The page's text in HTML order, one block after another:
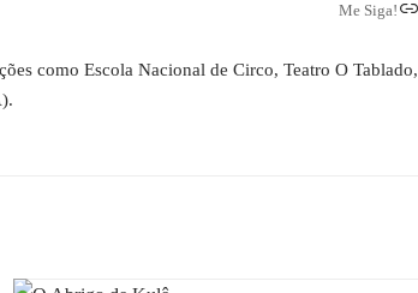
Me Siga!
como Escola Nacional de Circo, Teatro O Tablado,